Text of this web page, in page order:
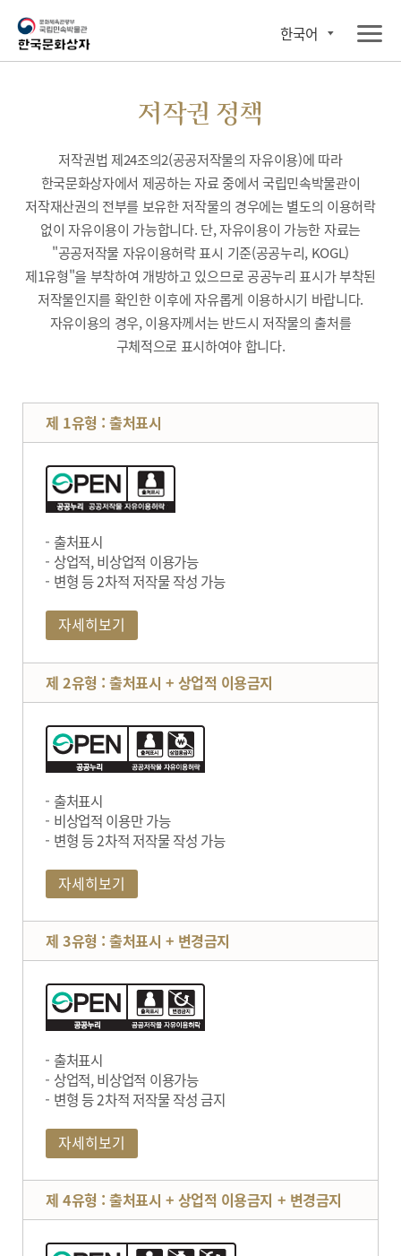
한국어
저작권 정책
저작권법 제24조의2(공공저작물의 자유이용)에 따라
한국문화상자에서 제공하는 자료 중에서 국립민속박물관이
저작재산권의 전부를 보유한 저작물의 경우에는 별도의 이용허락
없이 자유이용이 가능합니다. 단, 자유이용이 가능한 자료는
"공공저작물 자유이용허락 표시 기준(공공누리, KOGL)
제1유형"을 부착하여 개방하고 있으므로 공공누리 표시가 부착된
저작물인지를 확인한 이후에 자유롭게 이용하시기 바랍니다.
자유이용의 경우, 이용자께서는 반드시 저작물의 출처를
구체적으로 표시하여야 합니다.
제 1유형 : 출처표시
출처표시
상업적, 비상업적 이용가능
변형 등 2차적 저작물 작성 가능
자세히보기
제 2유형 : 출처표시 + 상업적 이용금지
출처표시
비상업적 이용만 가능
변형 등 2차적 저작물 작성 가능
자세히보기
제 3유형 : 출처표시 + 변경금지
출처표시
상업적, 비상업적 이용가능
변형 등 2차적 저작물 작성 금지
자세히보기
제 4유형 : 출처표시 + 상업적 이용금지 + 변경금지